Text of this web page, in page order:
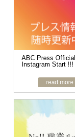
ABC Press Official
Instagram Start !!!
read more